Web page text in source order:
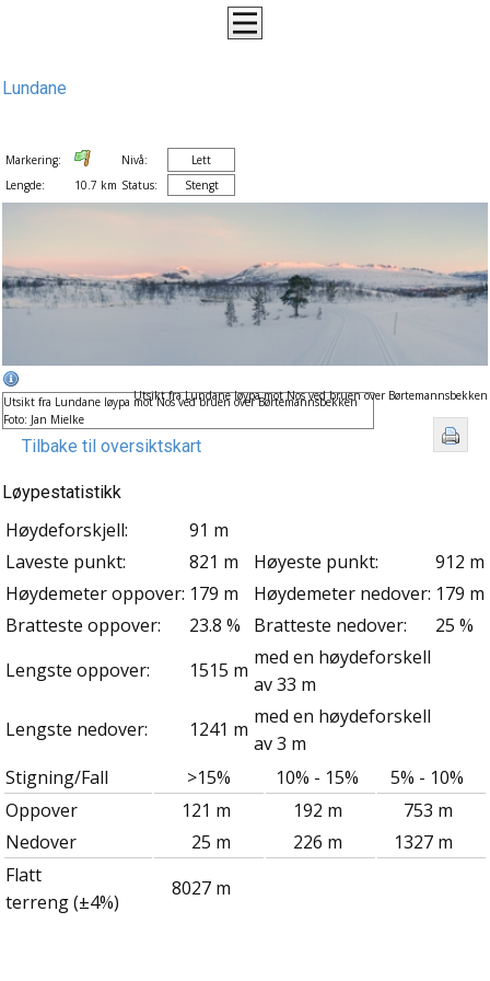
Lundane
Markering: Nivå:
Lett
Lengde:
10.7 km Status: Stengt
Utsikt fra Lundane løypa mot Nos ved bruen over Børtemannsbekken
Foto: Jan Mielke
Utsikt fra Lundane løypa mot Nos ved bruen over Børtemannsbekken
Tilbake til oversiktskart
Løypestatistikk
Høydeforskjell:
91 m
Laveste punkt:
821 m Høyeste punkt:
912 m
Høydemeter oppover: 179 m Høydemeter nedover: 179 m
Bratteste oppover:
23.8 % Bratteste nedover:
25 %
Lengste oppover:
1515 m
med en høydeforskell
av 33 m
Lengste nedover:
1241 m
med en høydeforskell
av 3 m
Stigning/Fall
>15% 10% - 15%
5% - 10%
Oppover
121 m 192 m
753 m
Nedover
25 m 226 m
1327 m
Flatt
terreng (±4%)
8027 m